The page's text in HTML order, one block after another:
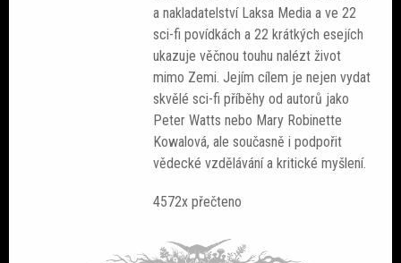
a nakladatelství Laksa Media a ve 22
sci-fi povídkách a 22 krátkých esejích
ukazuje věčnou touhu nalézt život
mimo Zemi. Jejím cílem je nejen vydat
skvělé sci-fi příběhy od autorů jako
Peter Watts nebo Mary Robinette
Kowalová, ale současně i podpořit
vědecké vzdělávání a kritické myšlení.
4572x přečteno